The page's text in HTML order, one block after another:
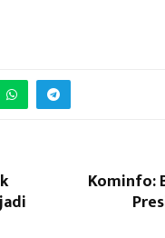
Kominfo: